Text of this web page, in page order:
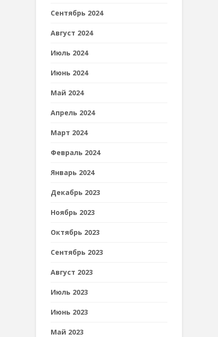
Сентябрь 2024
Август 2024
Июль 2024
Июнь 2024
Май 2024
Апрель 2024
Март 2024
Февраль 2024
Январь 2024
Декабрь 2023
Ноябрь 2023
Октябрь 2023
Сентябрь 2023
Август 2023
Июль 2023
Июнь 2023
Май 2023